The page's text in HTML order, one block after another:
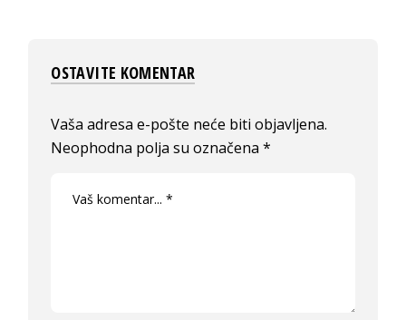
OSTAVITE KOMENTAR
Vaša adresa e-pošte neće biti objavljena.
Neophodna polja su označena*